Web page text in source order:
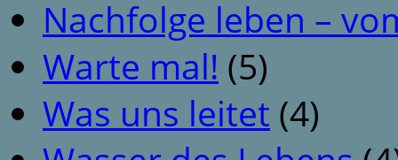
Nachfolge leben –
Warte mal! (5)
Was uns leitet (4)